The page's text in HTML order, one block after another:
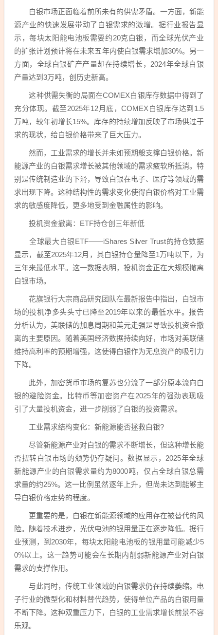
白银市场正面临着前所未有的供需矛盾。一方面，新能
源产业的快速发展带动了白银需求的激增。据行业报告显
示，每块太阳能电池板需要约20克白银，而全球光伏产业
的扩张计划预计将在未来五年内使白银需求增加30%。另一
方面，全球白银矿产产量却在持续增长，2024年全球白银
产量达到3万吨，创历史新高。
这种供需失衡的局面在COMEX白银库存数据中得到了
充分体现。截至2025年12月底，COMEX白银库存达到1.5
万吨，较年初增长15%。库存的持续增加反映了市场供过于
求的现状，给白银价格带来了巨大压力。
然而，工业需求的增长并未如预期般支撑白银价格。新
能源产业的白银需求增长被其他领域的需求疲软所抵消。特
别是传统制造业的下滑，导致白银在电子、医疗等领域的需
求出现下降。这种结构性的需求变化使得白银价格对工业需
求的敏感度降低，更多地受到金融属性的影响。
投机资金撤离：ETF持仓创三年新低
全球最大白银ETF——iShares Silver Trust的持仓数据
显示，截至2025年12月，其白银持仓量降至1万吨以下，为
三年来最低水平。这一数据表明，投机资金正在大规模撤离
白银市场。
花旗银行大宗商品研究团队在最新报告中指出，白银市
场的投机净多头头寸已降至2019年以来的最低水平。报告
分析认为，美联储的加息周期和美元走强是导致投机资金撤
离的主要原因。随着美国经济数据持续向好，市场对美联储
维持高利率的预期增强，这使得白银作为无息资产的吸引力
下降。
此外，加密货币市场的复苏也分流了一部分原本流向白
银的避险资金。比特币等加密资产在2025年的强劲表现吸
引了大量投机资金，进一步削弱了白银的投资需求。
工业需求结构变化：新能源能否拯救白银?
尽管新能源产业对白银的需求不断增长，但这种增长能
否扭转白银市场的颓势仍存疑问。数据显示，2025年全球
新能源产业的白银需求量约为8000吨，仅占全球白银总需
求量的约25%。这一比例虽然逐年上升，但尚未达到能够主
导白银价格走势的程度。
更重要的是，白银在新能源领域的应用存在被替代的风
险。随着技术进步，光伏电池的银用量正在逐步降低。据行
业预测，到2030年，每块太阳能电池板的银用量可能减少5
0%以上。这一趋势可能会在长期内削弱新能源产业对白银
需求的支撑作用。
与此同时，传统工业领域的白银需求仍在持续萎缩。电
子行业的微型化和材料替代趋势，使得单位产品的白银用量
不断下降。这种双重压力下，白银的工业需求增长前景不容
乐观。